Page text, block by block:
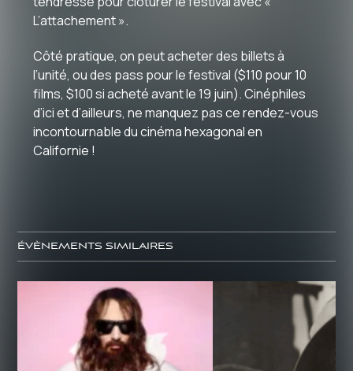
L’attachement ».
Côté pratique, on peut acheter des billets à
l’unité, ou des pass pour le festival ($110 pour 10
films, $100 si acheté avant le 19 juin). Cinéphiles
d’ici et d’ailleurs, ne manquez pas ce rendez-vous
incontournable du cinéma hexagonal en
Californie !
ÉVÈNEMENTS SIMILAIRES